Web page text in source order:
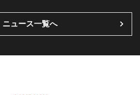
ニュース一覧へ